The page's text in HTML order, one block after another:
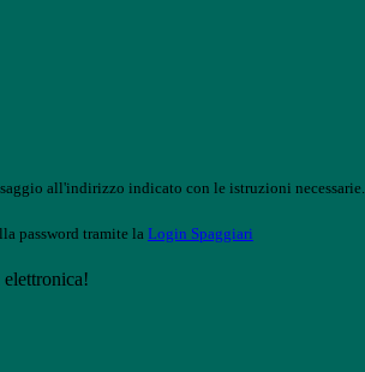
all'indirizzo indicato con le istruzioni necessarie.
password tramite la Login Spaggiari